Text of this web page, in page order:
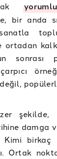
bir anda
sonrası
şekilde,
damga
Kimi
Ortak